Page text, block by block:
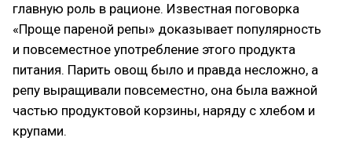
главную роль в рационе. Известная поговорка
«Проще пареной репы» доказывает популярность
и повсеместное употребление этого продукта
питания. Парить овощ было и правда несложно, а
репу выращивали повсеместно, она была важной
частью продуктовой корзины, наряду с хлебом и
крупами.